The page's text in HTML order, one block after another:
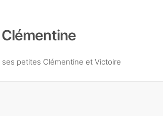
petites Clémentine et Victoire